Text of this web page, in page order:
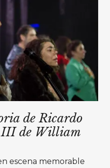
de Ricardo
III de William
escena memorable